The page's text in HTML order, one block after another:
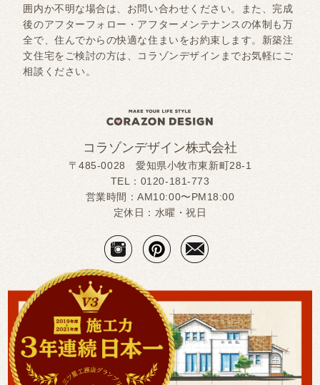
囲内か不明な場合は、お問い合わせください。また、完成
後のアフターフォロー・アフターメンテナンスの体制も万
全で、住んでからの快適な住まいをお約束します。新築注
文住宅をご検討の方は、コラゾンデザインまでお気軽にご
相談ください。
コラゾンデザイン株式会社
〒485-0028 愛知県小牧市東新町28-1
TEL： 0120-181-773
営業時間：AM10:00〜PM18:00
定休日：水曜・祝日